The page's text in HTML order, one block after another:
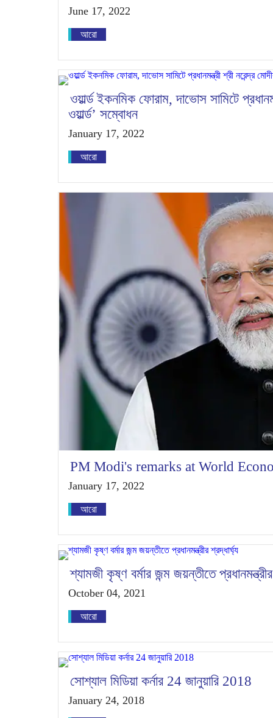
June 17, 2022
আরো
ওয়ার্ল্ড ইকনমিক ফোরাম, দাভোস সামিটে
ওয়ার্ল্ড’ সম্বোধন
January 17, 2022
আরো
PM Modi's remarks at World
January 17, 2022
আরো
শ্যামজী কৃষ্ণ বর্মার জন্ম জয়ন্তীতে
October 04, 2021
আরো
সোশ্যাল মিডিয়া কর্নার 24 জানুয়ারি 2018
January 24, 2018